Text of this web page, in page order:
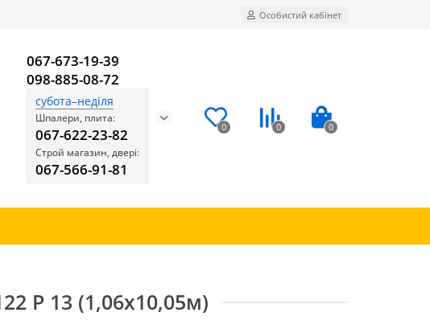
Особистий кабінет
067-673-19-39
098-885-08-72
субота–неділя
Шпалери, плита:
067-622-23-82
Строй магазин, двері:
067-566-91-81
0 0 0
Р 13 (1,06x10,05м)